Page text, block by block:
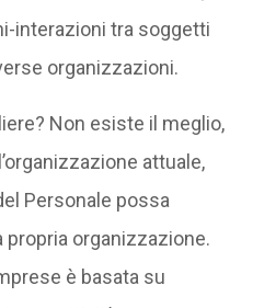
interazioni tra soggetti
organizzazioni.
Non esiste il meglio,
attuale,
Personale possa
organizzazione.
è basata su